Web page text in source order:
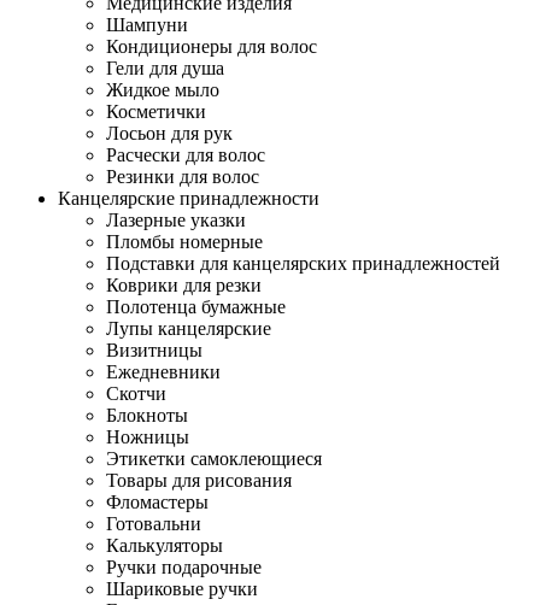
Шампуни
Кондиционеры для волос
Гели для душа
Жидкое мыло
Косметички
Лосьон для рук
Расчески для волос
Резинки для волос
Канцелярские принадлежности
Лазерные указки
Пломбы номерные
Подставки для канцелярских принадлежностей
Коврики для резки
Полотенца бумажные
Лупы канцелярские
Визитницы
Ежедневники
Скотчи
Блокноты
Ножницы
Этикетки самоклеющиеся
Товары для рисования
Фломастеры
Готовальни
Калькуляторы
Ручки подарочные
Шариковые ручки